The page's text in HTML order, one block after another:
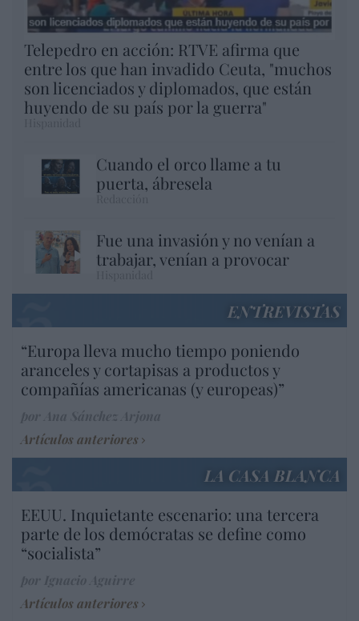
Telepedro en acción: RTVE afirma que
entre los que han invadido Ceuta, "muchos
son licenciados y diplomados, que están
huyendo de su país por la guerra"
Cuando el orco llame a tu
puerta, ábresela
Fue una invasión y no venían a
trabajar, venían a provocar
ENTREVISTAS
“Europa lleva mucho tiempo poniendo
aranceles y cortapisas a productos y
compañías americanas (y europeas)”
Artículos anteriores
LA CASA BLANCA
EEUU. Inquietante escenario: una tercera
parte de los demócratas se define como
“socialista”
Artículos anteriores